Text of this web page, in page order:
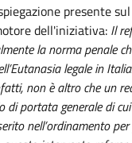
presente
dell'iniziativa: Il
la norma penale
legale in
non è altro che un
di portata generale di
nell’ordinamento